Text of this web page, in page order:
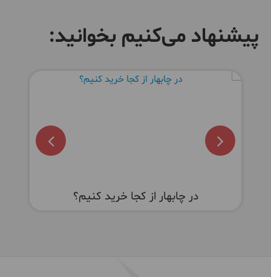
پیشنهاد می‌کنیم بخوانید:
در چابهار از کجا خرید کنیم؟